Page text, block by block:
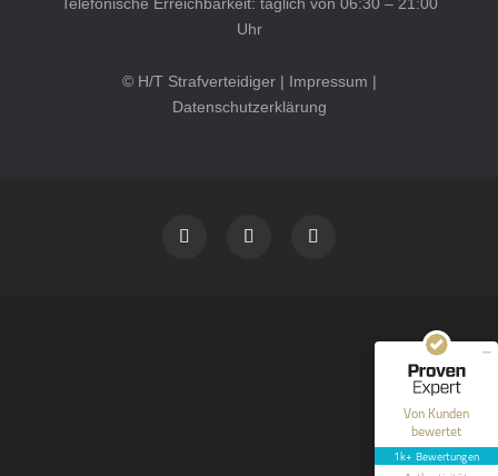
Uhr
© H/T Strafverteidiger | Impressum |
Datenschutzerklärung
Von Kunden
bewertet
1k+ Bewertungen
40
Bewertungen auf
ProvenExpert.com
Blick aufs ProvenExpert-Profil werfen